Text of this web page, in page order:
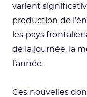
varient
production de
les pays
de la journée, la
l’année.
Ces nouvelles